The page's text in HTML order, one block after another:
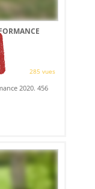
285 vues
2020. 456